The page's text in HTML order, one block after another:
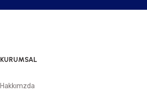
KURUMSAL
Hakkımzda